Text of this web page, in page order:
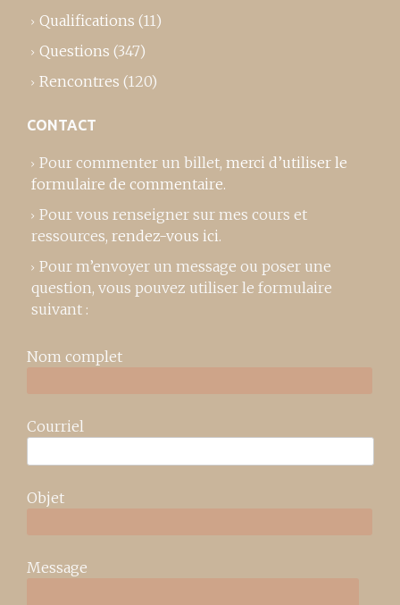
Qualifications (11)
Questions (347)
Rencontres (120)
CONTACT
Pour commenter un billet, merci d’utiliser le
formulaire de commentaire.
Pour vous renseigner sur mes cours et
ressources, rendez-vous ici.
Pour m’envoyer un message ou poser une
question, vous pouvez utiliser le formulaire
suivant :
Nom complet
Courriel
Objet
Message